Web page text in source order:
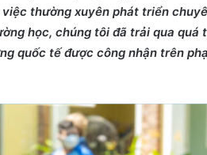
thường xuyên phát triển
học, chúng tôi đã trải qua quá
quốc tế được công nhận trên